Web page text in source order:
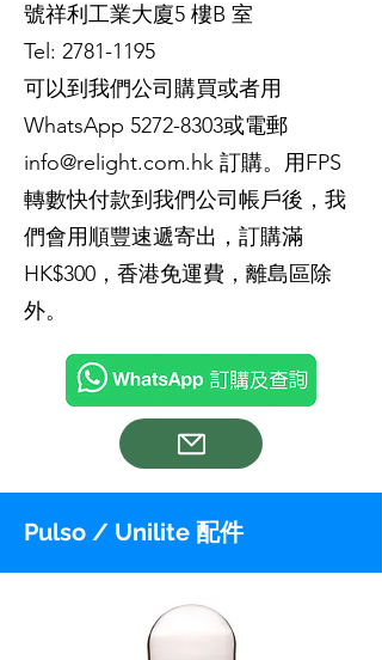
號祥利工業大廈5 樓B 室
Tel: 2781-1195
可以到我們公司購買或者用
WhatsApp 5272-8303或電郵
info@relight.com.hk 訂購。用FPS
轉數快付款到我們公司帳戶後，我
們會用順豐速遞寄出，訂購滿
HK$300，香港免運費，離島區除
外。
Pulso / Unilite 配件